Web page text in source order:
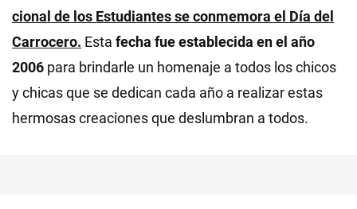
cional de los Estudiantes se conmemora el Día del
Carrocero. Esta fecha fue establecida en el año
2006 para brindarle un homenaje a todos los chicos
y chicas que se dedican cada año a realizar estas
hermosas creaciones que deslumbran a todos.